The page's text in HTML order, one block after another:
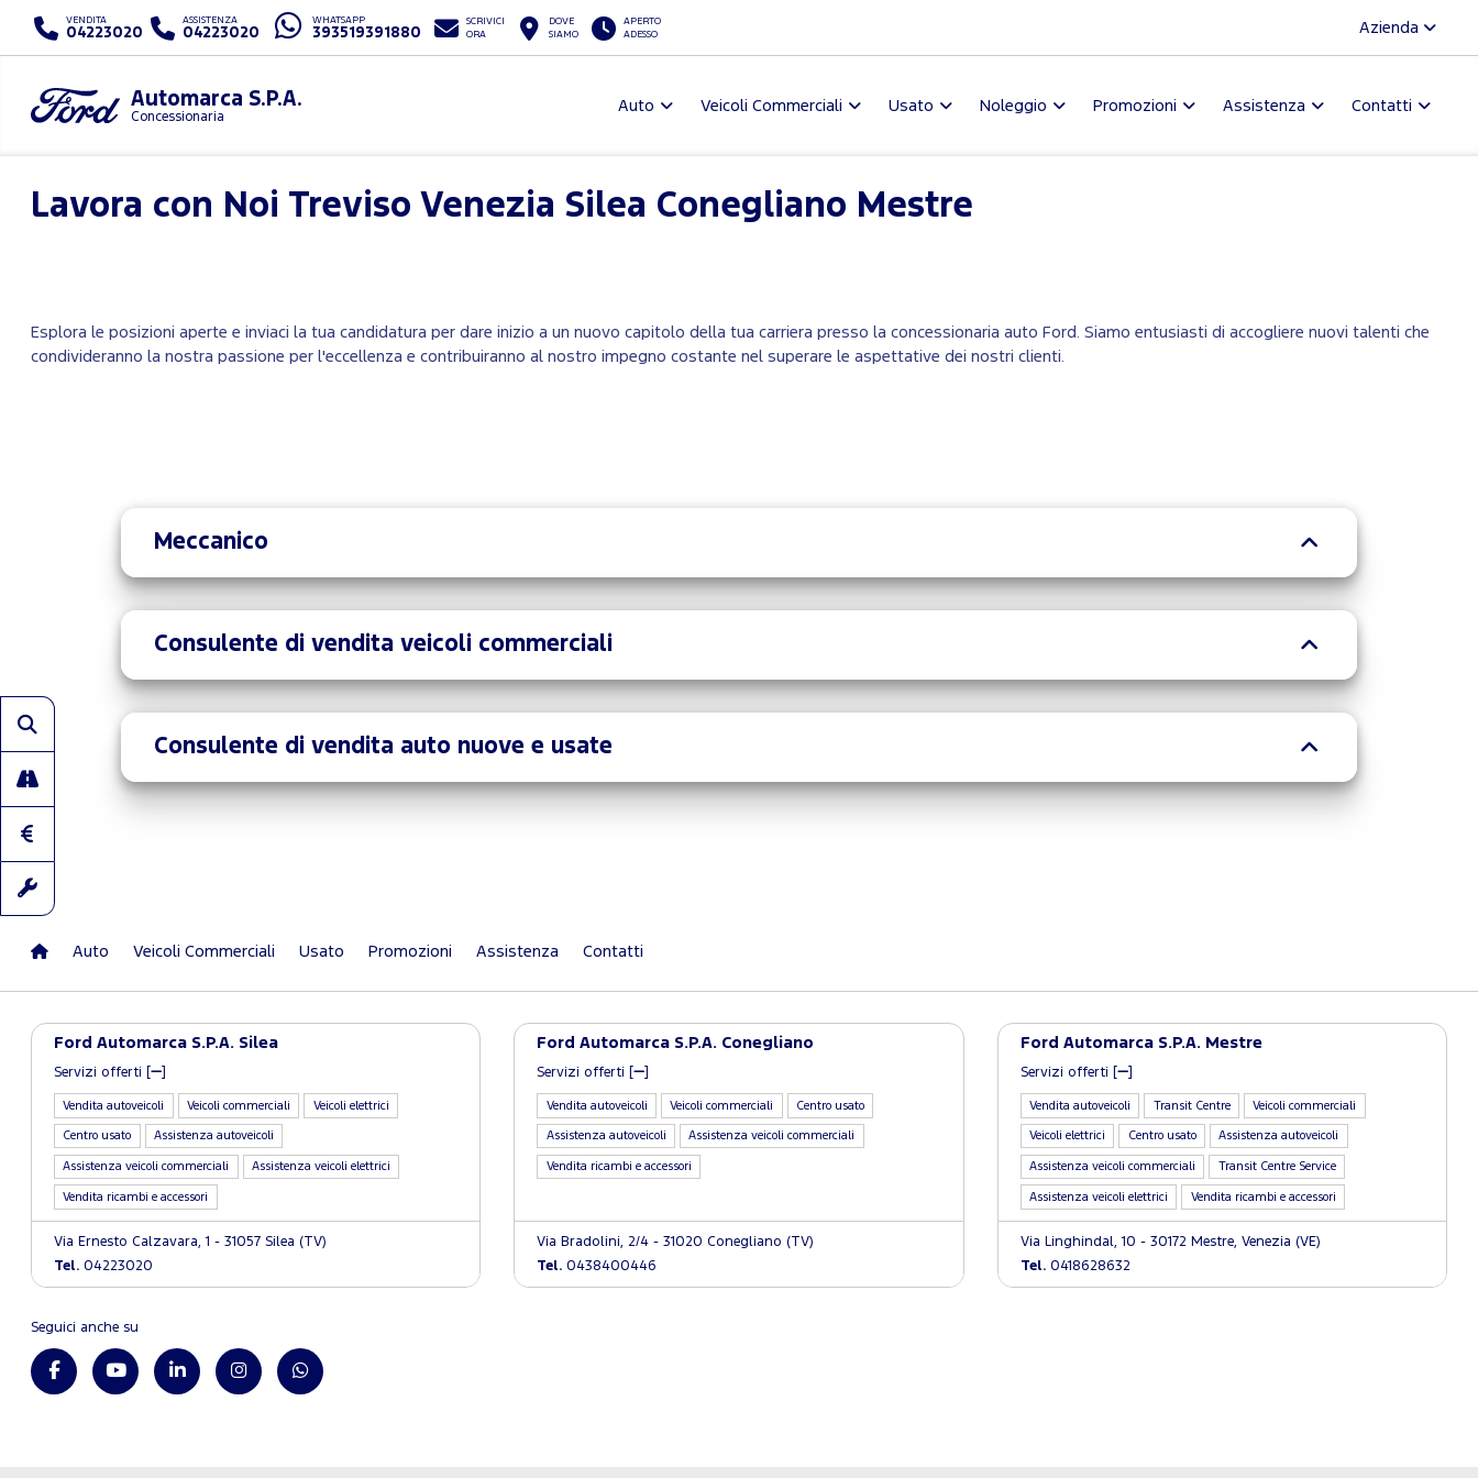
VENDITA
04223020
ASSISTENZA
04223020
WHATSAPP
393519391880
SCRIVICI
ORA
DOVE
SIAMO
APERTO
ADESSO
Azienda
Automarca S.P.A.
Concessionaria
Auto Veicoli Commerciali Usato Noleggio Promozioni Assistenza Contatti
Lavora con Noi Treviso Venezia Silea Conegliano Mestre
Esplora le posizioni aperte e inviaci la tua candidatura per dare inizio a un nuovo capitolo della tua carriera presso la concessionaria auto Ford. Siamo entusiasti di accogliere nuovi talenti che
condivideranno la nostra passione per l'eccellenza e contribuiranno al nostro impegno costante nel superare le aspettative dei nostri clienti.
Meccanico
Consulente di vendita veicoli commerciali
Consulente di vendita auto nuove e usate
Auto Veicoli Commerciali Usato Promozioni Assistenza Contatti
Ford Automarca S.P.A. Silea
Servizi offerti [
Vendita autoveicoli Veicoli commerciali Veicoli elettrici
Centro usato Assistenza autoveicoli
Assistenza veicoli commerciali Assistenza veicoli elettrici
Vendita ricambi e accessori
Via Ernesto Calzavara, 1 - 31057 Silea (TV)
Tel. 04223020
Ford Automarca S.P.A. Conegliano
Servizi offerti [
Vendita autoveicoli Veicoli commerciali Centro usato
Assistenza autoveicoli Assistenza veicoli commerciali
Vendita ricambi e accessori
Via Bradolini, 2/4 - 31020 Conegliano (TV)
Tel. 0438400446
Ford Automarca S.P.A. Mestre
Servizi offerti [ ]
Vendita autoveicoli Transit Centre Veicoli commerciali
Veicoli elettrici Centro usato Assistenza autoveicoli
Assistenza veicoli commerciali Transit Centre Service
Assistenza veicoli elettrici Vendita ricambi e accessori
Via Linghindal, 10 - 30172 Mestre, Venezia (VE)
Tel.0418628632
Seguici anche su